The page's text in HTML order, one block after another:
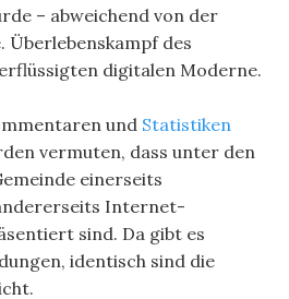
– abweichend von der
Überlebenskampf des
digitalen Moderne.
und Statistiken
vermuten, dass unter den
einerseits
Internet-
sind. Da gibt es
identisch sind die